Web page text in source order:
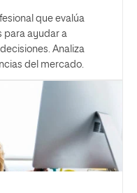
que evalúa
para ayudar a
Analiza
del mercado.